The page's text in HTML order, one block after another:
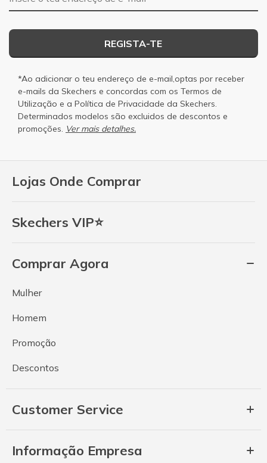
Lojas Onde Comprar
Skechers VIP⭐
Comprar Agora
Mulher
Homem
Promoção
Descontos
Customer Service
Informação Empresa
REGISTA-TE
*Ao adicionar o teu endereço de e-mail,optas por receber
e-mails da Skechers e concordas com os Termos de
Utilização e a Política de Privacidade da Skechers.
Determinados modelos são excluidos de descontos e
promoções. Ver mais detalhes.